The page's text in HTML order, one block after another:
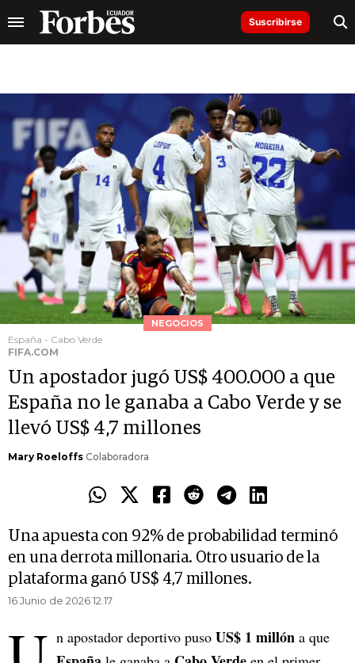
Suscribirse
NEGOCIOS
España - Cabo Verde
FIFA.COM
Un apostador jugó US$ 400.000 a que
España no le ganaba a Cabo Verde y se
llevó US$ 4,7 millones
Mary Roeloffs Colaboradora
Una apuesta con 92% de probabilidad terminó
en una derrota millonaria. Otro usuario de la
plataforma ganó US$ 4,7 millones.
16 Junio de 2026 12.17
n apostador deportivo puso US$ 1 millón a que